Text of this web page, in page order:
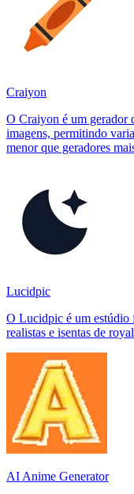
Craiyon
O Craiyon é um gerador
imagens, permitindo
menor que geradores
Lucidpic
O Lucidpic é um estúdio
realistas e isentas de
AI Anime Generator